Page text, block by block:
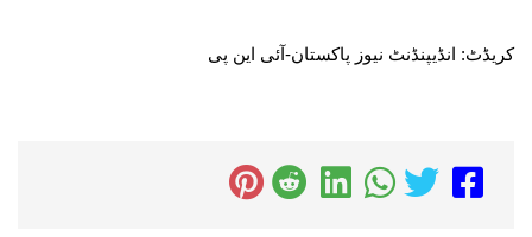
کریڈٹ: انڈیپنڈنٹ نیوز پاکستان-آئی این پی